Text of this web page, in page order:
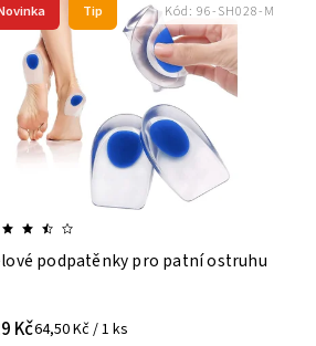
Tip
podpatěnky pro patní ostruhu
Kč64,50 Kč / 1 ks
Kód: 96-SH028-M